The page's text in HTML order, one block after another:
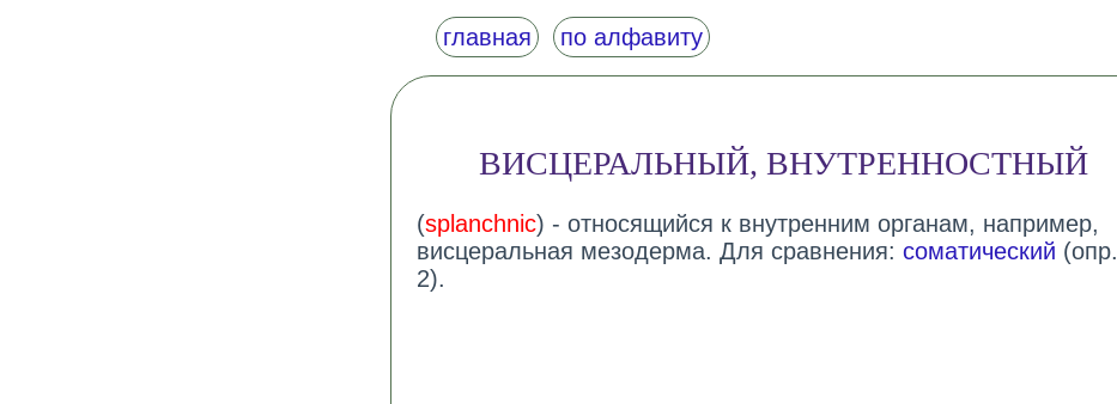
главная по алфавиту
ВИСЦЕРАЛЬНЫЙ, ВНУТРЕННОСТНЫЙ
(splanchnic) - относящийся к внутренним органам, например,
висцеральная мезодерма. Для сравнения: соматический (опр.
2).